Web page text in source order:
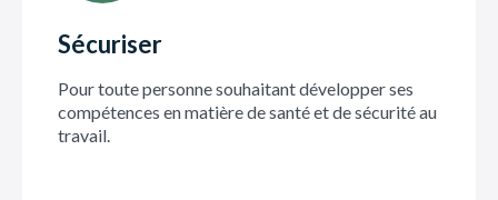
Sécuriser
Pour toute personne souhaitant développer ses
compétences en matière de santé et de sécurité au
travail.